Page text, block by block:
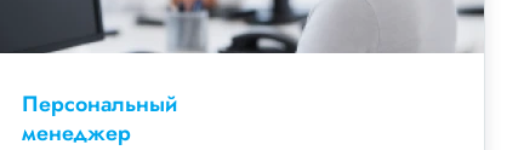
Персональный
менеджер